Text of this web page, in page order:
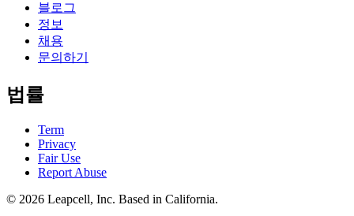
블로그
정보
채용
문의하기
법률
Term
Privacy
Fair Use
Report Abuse
© 2026 Leapcell, Inc. Based in California.